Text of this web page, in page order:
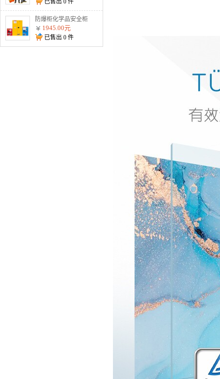
消防服五件套纯棉阻
燃款
已售出 0 件
防爆柜化学品安全柜
存放柜易燃易爆危化
品储存柜酒精双锁试
剂柜油漆防火防爆箱
45加仑黄色
1945.00元
已售出 0 件